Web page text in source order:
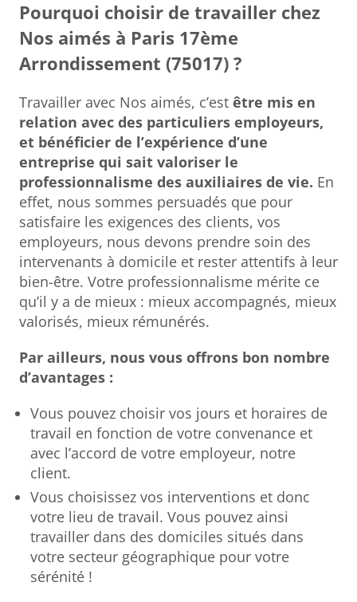
Pourquoi choisir de travailler chez
Nos aimés à Paris 17ème
Arrondissement (75017) ?
Travailler avec Nos aimés, c’est être mis en
relation avec des particuliers employeurs,
et bénéficier de l’expérience d’une
entreprise qui sait valoriser le
professionnalisme des auxiliaires de vie. En
effet, nous sommes persuadés que pour
satisfaire les exigences des clients, vos
employeurs, nous devons prendre soin des
intervenants à domicile et rester attentifs à leur
bien-être. Votre professionnalisme mérite ce
qu’il y a de mieux : mieux accompagnés, mieux
valorisés, mieux rémunérés.
Par ailleurs, nous vous offrons bon nombre
d’avantages :
Vous pouvez choisir vos jours et horaires de
travail en fonction de votre convenance et
avec l’accord de votre employeur, notre
client.
Vous choisissez vos interventions et donc
votre lieu de travail. Vous pouvez ainsi
travailler dans des domiciles situés dans
votre secteur géographique pour votre
sérénité !